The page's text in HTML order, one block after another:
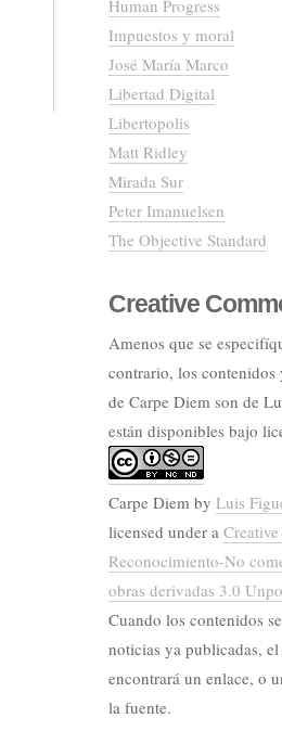
Human Progress
Impuestos y moral
José María Marco
Libertad Digital
Libertopolis
Matt Ridley
Mirada Sur
Peter Imanuelsen
The Objective Standard
Creative
Amenos que se
contrario, los contenidos
de Carpe Diem son de
están disponibles bajo
Carpe Diem by Luis
licensed under a
Reconocimiento-No
obras derivadas 3.0
Cuando los contenidos
noticias ya publicadas,
encontrará un enlace, o
la fuente.